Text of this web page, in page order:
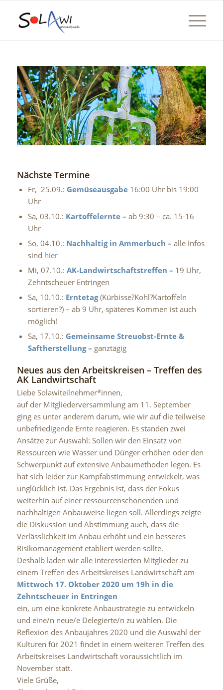
Nächste Termine
Fr, 25.09.: Gemüseausgabe16:00 Uhr bis 19:00
Uhr
Sa, 03.10.: Kartoffelernte – ab 9:30 – ca. 15-16
Uhr
So, 04.10.: Nachhaltig in Ammerbuch – alle Infos
sind hier
Mi, 07.10.: AK-Landwirtschaftstreffen – 19 Uhr,
Zehntscheuer Entringen
Sa, 10.10.: Erntetag(Kürbisse?Kohl?Kartoffeln
sortieren?) – ab 9 Uhr, späteres Kommen ist auch
möglich!
Sa, 17.10.: Gemeinsame Streuobst-Ernte &
Saftherstellung – ganztägig
Neues aus den Arbeitskreisen – Treffen des
AK Landwirtschaft
Liebe Solawiteilnehmer*innen,
auf der Mitgliederversammlung am 11. September
ging es unter anderem darum, wie wir auf die teilweise
unbefriedigende Ernte reagieren. Es standen zwei
Ansätze zur Auswahl: Sollen wir den Einsatz von
Ressourcen wie Wasser und Dünger erhöhen oder den
Schwerpunkt auf extensive Anbaumethoden legen. Es
hat sich leider zur Kampfabstimmung entwickelt, was
unglücklich ist. Das Ergebnis ist, dass der Fokus
weiterhin auf einer ressourcenschonenden und
nachhaltigen Anbauweise liegen soll. Allerdings zeigte
die Diskussion und Abstimmung auch, dass die
Verlässlichkeit im Anbau erhöht und ein besseres
Risikomanagement etabliert werden sollte.
Deshalb laden wir alle interessierten Mitglieder zu
einem Treffen des Arbeitskreises Landwirtschaft am
Mittwoch 17. Oktober 2020 um 19h in die
Zehntscheuer in Entringen
ein, um eine konkrete Anbaustrategie zu entwickeln
und eine/n neue/e Delegierte/n zu wählen. Die
Reflexion des Anbaujahres 2020 und die Auswahl der
Kulturen für 2021 findet in einem weiteren Treffen des
Arbeitskreises Landwirtschaft voraussichtlich im
November statt.
Viele Grüße,